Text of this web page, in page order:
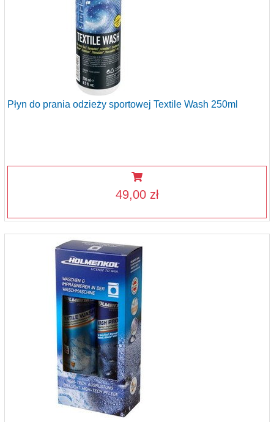
Płyn do prania odzieży sportowej Textile Wash 250ml
49,00 zł